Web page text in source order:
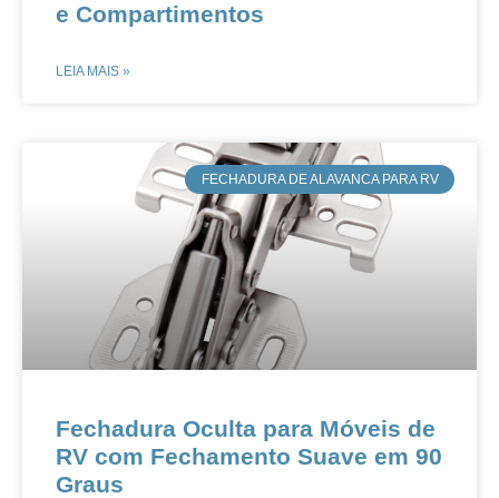
e Compartimentos​​
LEIA MAIS »
​FECHADURA DE ALAVANCA PARA RV
​​Fechadura Oculta para Móveis de
RV com Fechamento Suave em 90
Graus​​